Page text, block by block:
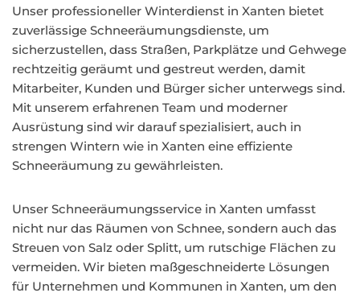
Unser professioneller Winterdienst in Xanten bietet
zuverlässige Schneeräumungsdienste, um
sicherzustellen, dass Straßen, Parkplätze und Gehwege
rechtzeitig geräumt und gestreut werden, damit
Mitarbeiter, Kunden und Bürger sicher unterwegs sind.
Mit unserem erfahrenen Team und moderner
Ausrüstung sind wir darauf spezialisiert, auch in
strengen Wintern wie in Xanten eine effiziente
Schneeräumung zu gewährleisten.
Unser Schneeräumungsservice in Xanten umfasst
nicht nur das Räumen von Schnee, sondern auch das
Streuen von Salz oder Splitt, um rutschige Flächen zu
vermeiden. Wir bieten maßgeschneiderte Lösungen
für Unternehmen und Kommunen in Xanten, um den